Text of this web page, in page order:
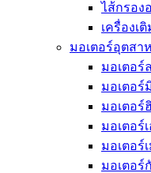
ไส้กรอง
เครื่องเ
มอเตอร์อุตสาห
มอเตอร์
มอเตอร์
มอเตอร์
มอเตอร์
มอเตอร์
มอเตอร์